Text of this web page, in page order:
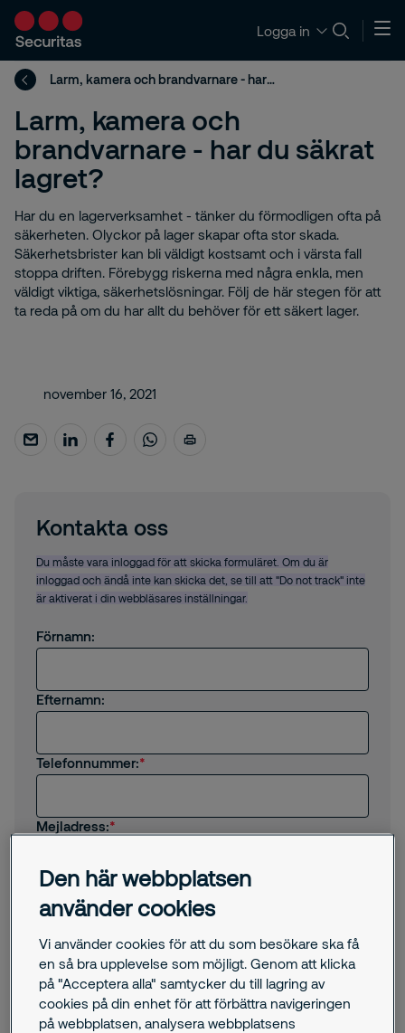
Logga in
Larm, kamera och brandvarnare - har du säkrat lagret?
Larm, kamera och
brandvarnare - har du säkrat
lagret?
Har du en lagerverksamhet - tänker du förmodligen ofta på
säkerheten. Olyckor på lager skapar ofta stor skada.
Säkerhetsbrister kan bli väldigt kostsamt och i värsta fall
stoppa driften. Förebygg riskerna med några enkla, men
väldigt viktiga, säkerhetslösningar. Följ de här stegen för att
ta reda på om du har allt du behöver för ett säkert lager.
november 16, 2021
Kontakta oss
Du måste vara inloggad för att skicka formuläret. Om du är
inloggad och ändå inte kan skicka det, se till att "Do not track" inte
är aktiverat i din webbläsares inställningar.
Förnamn:
Efternamn:
Telefonnummer:
Mejladress:
Hur kan vi hjälpa dig?
Den här webbplatsen
använder cookies
Vi använder cookies för att du som besökare ska få
en så bra upplevelse som möjligt. Genom att klicka
på "Acceptera alla" samtycker du till lagring av
cookies på din enhet för att förbättra navigeringen
på webbplatsen, analysera webbplatsens